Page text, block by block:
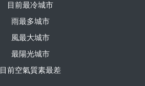
目前最冷城市
雨最多城市
風最大城市
最陽光城市
目前空氣質素最差